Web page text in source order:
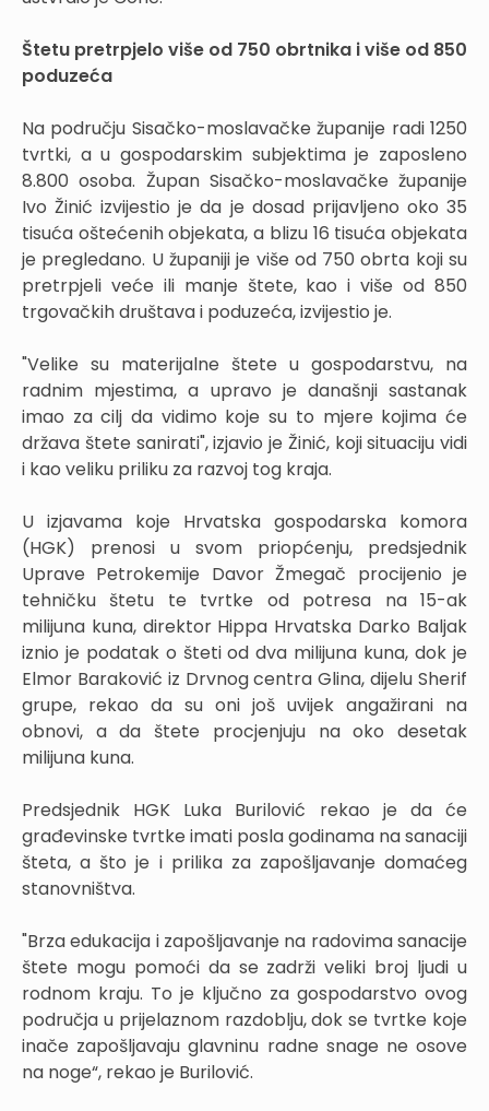
Štetu pretrpjelo više od 750 obrtnika i više od 850
poduzeća
Na području Sisačko-moslavačke županije radi 1250
tvrtki, a u gospodarskim subjektima je zaposleno
8.800 osoba. Župan Sisačko-moslavačke županije
Ivo Žinić izvijestio je da je dosad prijavljeno oko 35
tisuća oštećenih objekata, a blizu 16 tisuća objekata
je pregledano. U županiji je više od 750 obrta koji su
pretrpjeli veće ili manje štete, kao i više od 850
trgovačkih društava i poduzeća, izvijestio je.
"Velike su materijalne štete u gospodarstvu, na
radnim mjestima, a upravo je današnji sastanak
imao za cilj da vidimo koje su to mjere kojima će
država štete sanirati", izjavio je Žinić, koji situaciju vidi
i kao veliku priliku za razvoj tog kraja.
U izjavama koje Hrvatska gospodarska komora
(HGK) prenosi u svom priopćenju, predsjednik
Uprave Petrokemije Davor Žmegač procijenio je
tehničku štetu te tvrtke od potresa na 15-ak
milijuna kuna, direktor Hippa Hrvatska Darko Baljak
iznio je podatak o šteti od dva milijuna kuna, dok je
Elmor Baraković iz Drvnog centra Glina, dijelu Sherif
grupe, rekao da su oni još uvijek angažirani na
obnovi, a da štete procjenjuju na oko desetak
milijuna kuna.
Predsjednik HGK Luka Burilović rekao je da će
građevinske tvrtke imati posla godinama na sanaciji
šteta, a što je i prilika za zapošljavanje domaćeg
stanovništva.
"Brza edukacija i zapošljavanje na radovima sanacije
štete mogu pomoći da se zadrži veliki broj ljudi u
rodnom kraju. To je ključno za gospodarstvo ovog
područja u prijelaznom razdoblju, dok se tvrtke koje
inače zapošljavaju glavninu radne snage ne osove
na noge“, rekao je Burilović.